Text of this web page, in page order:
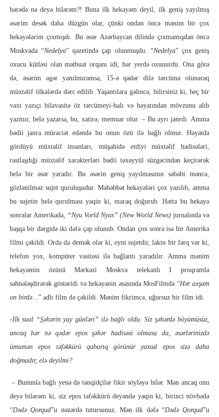
barədə nə deyə bilərəm?! Buna ilk hekayəm deyil, ilk geniş yayılmış
əsərim desək daha düzgün olar, çünki ondan öncə mənim bir çox
hekayələrim çıxmışdı. Bu əsər Azərbaycan dilində çıxmamışdan öncə
Moskvada “Nedelya” qəzetində çap olunmuşdu. “Nedelya” çox geniş
oxucu kütləsi olan mətbuat orqanı idi, hər yerdə oxunurdu. Ona görə
də, əsərim əgər yanılmıramsa, 15-ə qədər dilə tərcümə olunaraq
müxtəlif ölkələrdə dərc edilib. Yaşantılara gəlincə, bilirsiniz ki, heç bir
vaxt yazıçı bilavasitə öz tərcümeyi-halı və həyatından mövzunu alıb
yazmır, belə yazarsa, bu, xatirə, memuar olur. – Bu ayrı janrdı. Amma
bədii janra müraciət edəndə bu onun özü ilə bağlı olmur. Həyatda
gördüyü müxtəlif insanları, müşahidə etdiyi müxtəlif hadisələri,
rastlaşdığı müxtəlif xarakterləri bədii təxəyyül süzgəcindən keçirərək
belə bir əsər yaradır. Bu əsərin geniş yayılmasının səbəbi məncə,
gözlənilməz sujet quruluşudur. Məhəbbət hekayələri çox yazılıb, amma
bu sujetin belə qurulması yəqin ki, maraq doğurub. Hətta bu hekayə
sonralar Amerikada, “Nyu Vorld Nyus” (New World News) jurnalında və
başqa bir dərgidə iki dəfə çap olunub. Ondan çox sonra isə bir Amerika
filmi çəkildi. Orda da demək olar ki, eyni sujetdir, lakin bir fərq var ki,
telefon yox, kompüter vasitəsi ilə bağlantı yaradılır. Amma mənim
hekayəmin özünü Mərkəzi Moskva telekanlı I proqramla
səhnələşdirərək göstəridi və hekayənin əsasında MosFilmdə “Hər axşam
on birdə…” adlı film də çəkildi. Mənim fikrimcə, uğursuz bir film idi.
-İlk sual “Şəhərin yay günləri” ilə bağlı oldu. Siz şəhərdə böyümüsüz,
ancaq hər nə qədər epos şəhər hadisəsi olmasa da, əsərlərinizdə
ümumən epos təfəkkürü qabarıq görünür yaxud epos sizə daha
doğmadır, elə deyilmi?
– Bununla bağlı yenə də tənqidçilər fikir söyləyə bilər. Mən ancaq onu
deyə bilərəm ki, siz epos təfəkkürü deyəndə yəqin ki, birinci növbədə
“Dədə Qorqud”u nəzərdə tutursunuz. Mən ilk dəfə “Dədə Qorqud”u